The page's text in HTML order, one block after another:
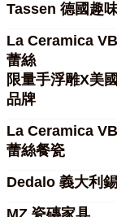
Tassen 德國趣
La Ceramica
蕾絲
限量手浮雕X美
品牌
La Ceramica
蕾絲餐瓷
Dedalo 義大利
MZ 瓷磚家具